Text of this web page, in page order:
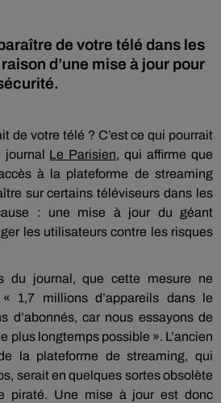
de votre télé dans les
d’une mise à jour pour
de votre télé ? C’est ce qui pourrait
journal Le Parisien, qui affirme que
à la plateforme de streaming
sur certains téléviseurs dans les
: une mise à jour du géant
les utilisateurs contre les risques
du journal, que cette mesure ne
1,7 millions d’appareils dans le
d’abonnés, car nous essayons de
plus longtemps possible ». L’ancien
la plateforme de streaming, qui
serait en quelques sortes obsolète
piraté. Une mise à jour est donc